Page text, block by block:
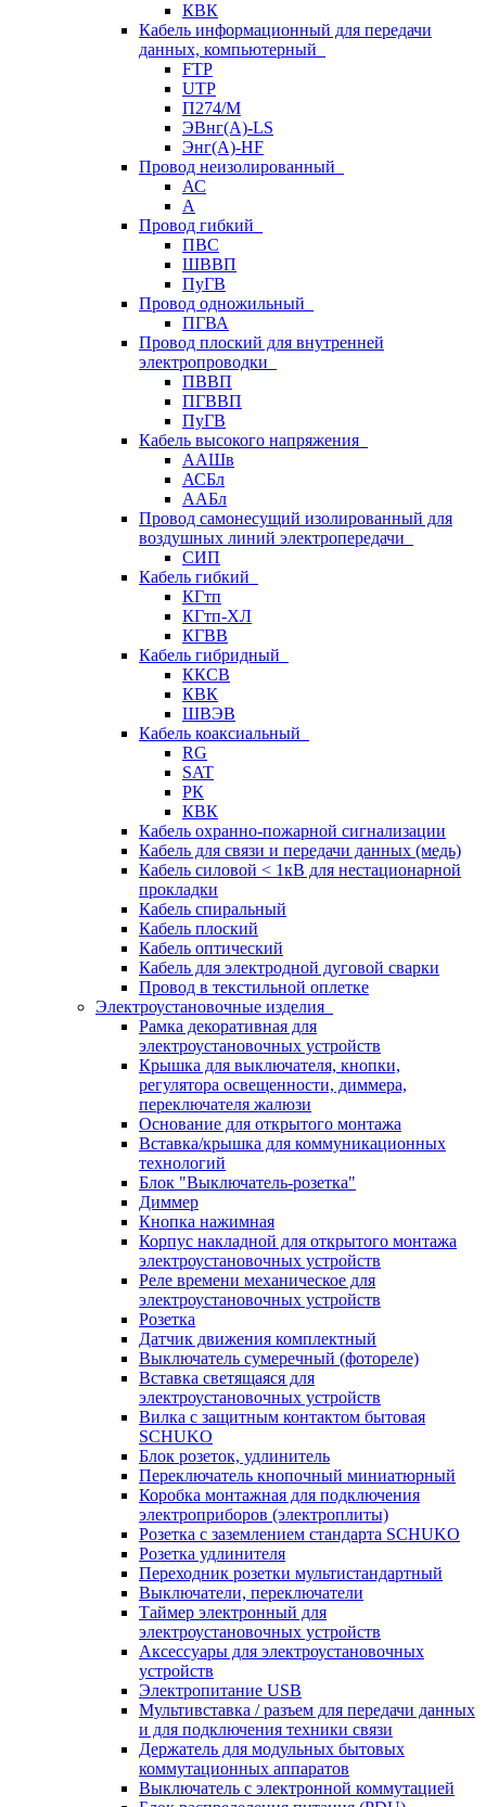
КВК
Кабель информационный для передачи
данных, компьютерный
FTP
UTP
П274/М
ЭВнг(А)-LS
Энг(А)-HF
Провод неизолированный
АС
А
Провод гибкий
ПВС
ШВВП
ПуГВ
Провод одножильный
ПГВА
Провод плоский для внутренней
электропроводки
ПВВП
ПГВВП
ПуГВ
Кабель высокого напряжения
ААШв
АСБл
ААБл
Провод самонесущий изолированный для
воздушных линий электропередачи
СИП
Кабель гибкий
КГтп
КГтп-ХЛ
КГВВ
Кабель гибридный
ККСВ
КВК
ШВЭВ
Кабель коаксиальный
RG
SAT
РК
КВК
Кабель охранно-пожарной сигнализации
Кабель для связи и передачи данных (медь)
Кабель силовой < 1кВ для нестационарной
прокладки
Кабель спиральный
Кабель плоский
Кабель оптический
Кабель для электродной дуговой сварки
Провод в текстильной оплетке
Электроустановочные изделия
Рамка декоративная для
электроустановочных устройств
Крышка для выключателя, кнопки,
регулятора освещенности, диммера,
переключателя жалюзи
Основание для открытого монтажа
Вставка/крышка для коммуникационных
технологий
Блок "Выключатель-розетка"
Диммер
Кнопка нажимная
Корпус накладной для открытого монтажа
электроустановочных устройств
Реле времени механическое для
электроустановочных устройств
Розетка
Датчик движения комплектный
Выключатель сумеречный (фотореле)
Вставка светящаяся для
электроустановочных устройств
Вилка с защитным контактом бытовая
SCHUKO
Блок розеток, удлинитель
Переключатель кнопочный миниатюрный
Коробка монтажная для подключения
электроприборов (электроплиты)
Розетка с заземлением стандарта SCHUKO
Розетка удлинителя
Переходник розетки мультистандартный
Выключатели, переключатели
Таймер электронный для
электроустановочных устройств
Аксессуары для электроустановочных
устройств
Электропитание USB
Мультивставка / разъем для передачи данных
и для подключения техники связи
Держатель для модульных бытовых
коммутационных аппаратов
Выключатель с электронной коммутацией